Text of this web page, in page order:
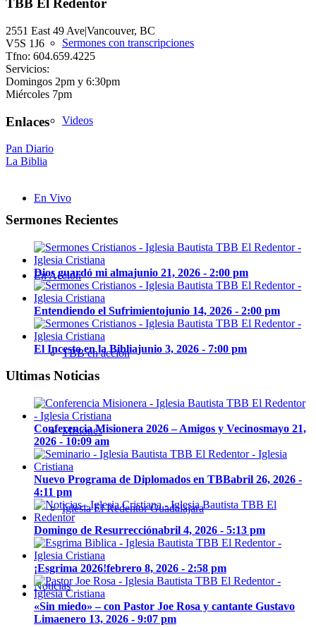
Sermones con transcripciones
Videos
En Vivo
En Acción
TBB en acción
Misiones
Iglesia El Redentor Guadalajara
Noticias
TBB El Redentor
2551 East 49 Ave|Vancouver, BC
V5S 1J6
Tfno: 604.659.4225
Servicios:
Domingos 2pm y 6:30pm
Miércoles 7pm
Enlaces
Pan Diario
La Biblia
Sermones Recientes
Dios guardó mi almajunio 21, 2026 - 2:00 pm
Entendiendo el Sufrimientojunio 14, 2026 - 2:00 pm
El Incesto en la Bibliajunio 3, 2026 - 7:00 pm
Ultimas Noticias
Conferencia Misionera 2026 – Amigos y Vecinosmayo 21,
2026 - 10:09 am
Nuevo Programa de Diplomados en TBBabril 26, 2026 -
4:11 pm
Domingo de Resurrecciónabril 4, 2026 - 5:13 pm
¡Esgrima 2026!febrero 8, 2026 - 2:58 pm
«Sin miedo» – con Pastor Joe Rosa y cantante Gustavo
Limaenero 13, 2026 - 9:07 pm